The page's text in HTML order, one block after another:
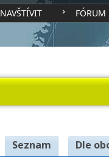
NAVŠTÍVIT FÓRUM
Seznam Dle